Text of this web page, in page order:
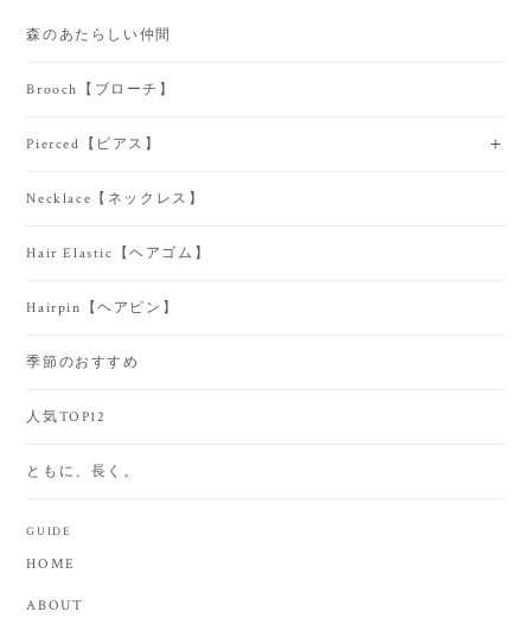
森のあたらしい仲間
Brooch【ブローチ】
Pierced【ピアス】
Necklace【ネックレス】
Hair Elastic【ヘアゴム】
Hairpin【ヘアピン】
季節のおすすめ
人気TOP12
ともに、長く。
GUIDE
HOME
ABOUT